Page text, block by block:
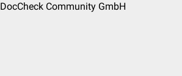
DocCheck Community GmbH